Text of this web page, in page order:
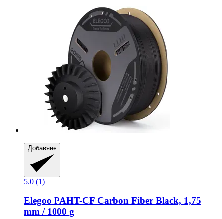
Добавяне
5.0 (1)
Elegoo PAHT-​CF Carbon Fiber Black, 1,75
mm / 1000 g